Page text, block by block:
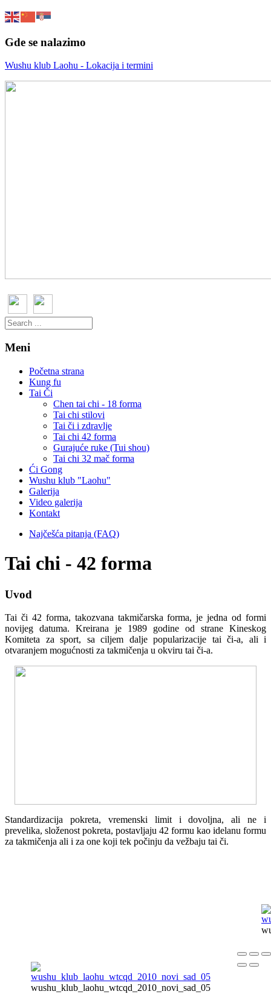
Gde se nalazimo
Wushu klub Laohu - Lokacija i termini
Meni
Početna strana
Kung fu
Tai Či
Chen tai chi - 18 forma
Tai chi stilovi
Tai či i zdravlje
Tai chi 42 forma
Gurajuće ruke (Tui shou)
Tai chi 32 mač forma
Ći Gong
Wushu klub "Laohu"
Galerija
Video galerija
Kontakt
Najčešća pitanja (FAQ)
Tai chi - 42 forma
Uvod
Tai či 42 forma, takozvana takmičarska forma, je jedna od formi
novijeg datuma. Kreirana je 1989 godine od strane Kineskog
Komiteta za sport, sa ciljem dalje popularizacije tai či-a, ali i
otvaranjem mogućnosti za takmičenja u okviru tai či-a.
Standardizacija pokreta, vremenski limit i dovoljna, ali ne i
prevelika, složenost pokreta, postavljaju 42 formu kao idelanu formu
za takmičenja ali i za one koji tek počinju da vežbaju tai či.
wushu_klub_laohu_wtcqd_2010_novi_sad_05